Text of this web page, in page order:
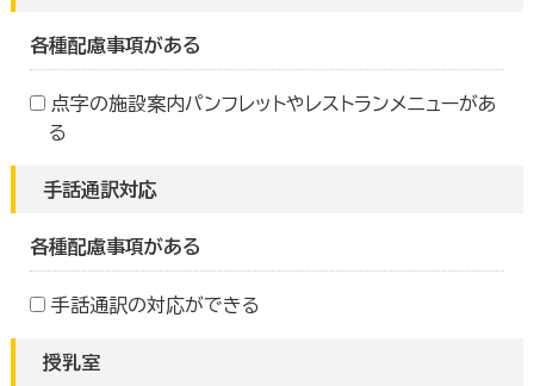
各種配慮事項がある
点字の施設案内パンフレットやレストランメニューがあ
る
手話通訳対応
各種配慮事項がある
手話通訳の対応ができる
授乳室